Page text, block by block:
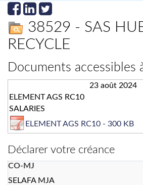
38529 - SAS
RECYCLE
Documents accessibles
23 août 2024
ELEMENT AGS RC10
SALARIES
ELEMENT AGS RC10 - 300 KB
Déclarer votre créance
CO-MJ
SELAFA MJA